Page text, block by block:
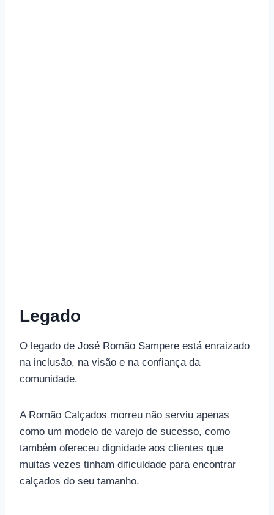
Legado
O legado de José Romão Sampere está enraizado
na inclusão, na visão e na confiança da
comunidade.
A Romão Calçados morreu não serviu apenas
como um modelo de varejo de sucesso, como
também ofereceu dignidade aos clientes que
muitas vezes tinham dificuldade para encontrar
calçados do seu tamanho.